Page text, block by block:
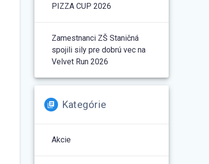
PIZZA CUP 2026
Zamestnanci ZŠ Staničná
spojili sily pre dobrú vec na
Velvet Run 2026
Kategórie
Akcie